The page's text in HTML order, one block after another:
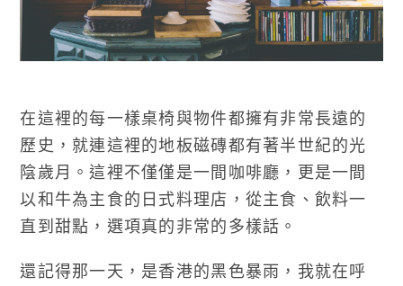
在這裡的每一樣桌椅與物件都擁有非常長遠的
歷史，就連這裡的地板磁磚都有著半世紀的光
陰歲月。這裡不僅僅是一間咖啡廳，更是一間
以和牛為主食的日式料理店，從主食、飲料一
直到甜點，選項真的非常的多樣話。
還記得那一天，是香港的黑色暴雨，我就在呼